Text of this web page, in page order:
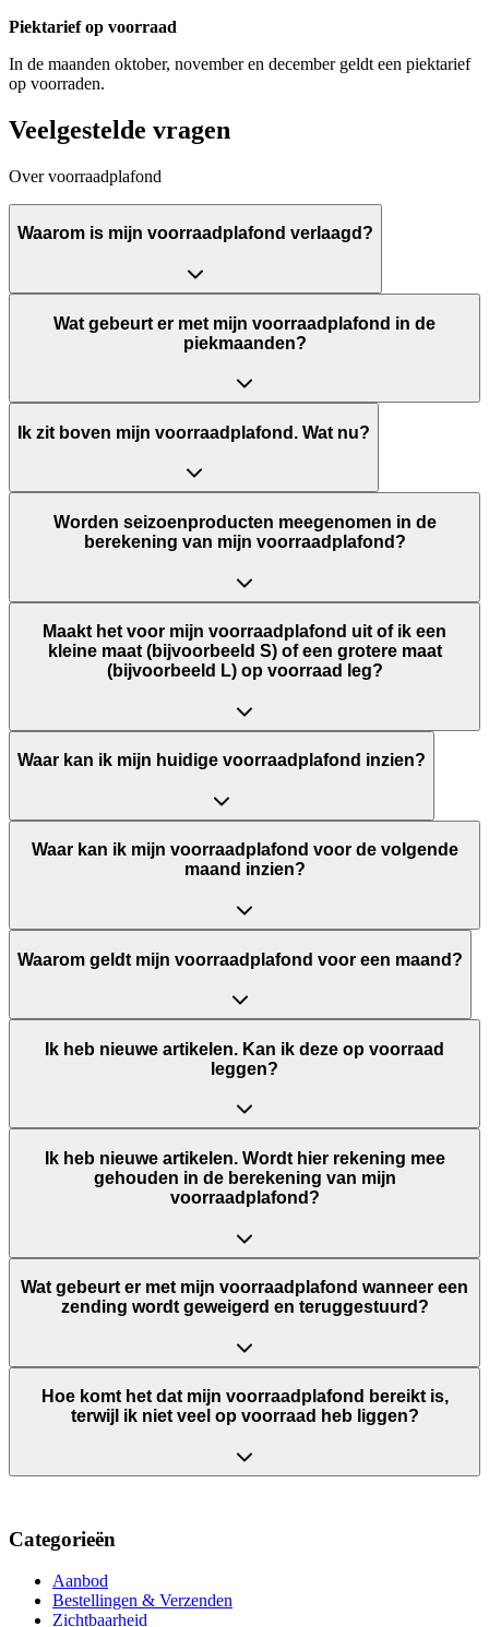
Piektarief op voorraad
In de maanden oktober, november en december geldt een piektarief
op voorraden.
Veelgestelde vragen
Over voorraadplafond
Waarom is mijn voorraadplafond verlaagd?
Wat gebeurt er met mijn voorraadplafond in de
piekmaanden?
Ik zit boven mijn voorraadplafond. Wat nu?
Worden seizoenproducten meegenomen in de
berekening van mijn voorraadplafond?
Maakt het voor mijn voorraadplafond uit of ik een
kleine maat (bijvoorbeeld S) of een grotere maat
(bijvoorbeeld L) op voorraad leg?
Waar kan ik mijn huidige voorraadplafond inzien?
Waar kan ik mijn voorraadplafond voor de volgende
maand inzien?
Waarom geldt mijn voorraadplafond voor een maand?
Ik heb nieuwe artikelen. Kan ik deze op voorraad
leggen?
Ik heb nieuwe artikelen. Wordt hier rekening mee
gehouden in de berekening van mijn
voorraadplafond?
Wat gebeurt er met mijn voorraadplafond wanneer een
zending wordt geweigerd en teruggestuurd?
Hoe komt het dat mijn voorraadplafond bereikt is,
terwijl ik niet veel op voorraad heb liggen?
Categorieën
Aanbod
Bestellingen & Verzenden
Zichtbaarheid